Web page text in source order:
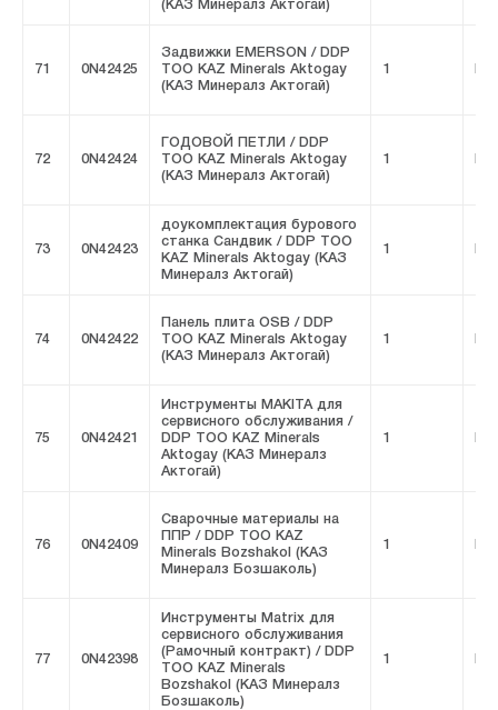
(КАЗ Минералз Актогай)
71 0N42425
Задвижки EMERSON / DDP
ТОО KAZ Minerals Aktogay
(КАЗ Минералз Актогай)
1
72 0N42424
ГОДОВОЙ ПЕТЛИ / DDP
ТОО KAZ Minerals Aktogay
(КАЗ Минералз Актогай)
1
73 0N42423
доукомплектация бурового
станка Сандвик / DDP ТОО
KAZ Minerals Aktogay (КАЗ
Минералз Актогай)
1
74 0N42422
Панель плита OSB / DDP
ТОО KAZ Minerals Aktogay
(КАЗ Минералз Актогай)
1
75 0N42421
Инструменты MAKITA для
сервисного обслуживания /
DDP ТОО KAZ Minerals
Aktogay (КАЗ Минералз
Актогай)
1
76 0N42409
Сварочные материалы на
ППР / DDP ТОО KAZ
Minerals Bozshakol (КАЗ
Минералз Бозшаколь)
1
77 0N42398
Инструменты Matrix для
сервисного обслуживания
(Рамочный контракт) / DDP
ТОО KAZ Minerals
Bozshakol (КАЗ Минералз
Бозшаколь)
1